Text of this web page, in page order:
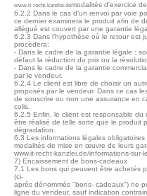
www.it-recht-kanzlei.demodalités d'exercice
6.2.2 Dans le cas d’un renvoi par voie
ce dernier examinera le produit afin de
allégué est couvert par une garantie
6.2.3 Dans l’hypothèse où le retour est
procèdera:
- Dans le cadre de la garantie légale :
défaut la réduction du prix ou la
- Dans le cadre de la garantie
par le vendeur.
6.2.4 Le client est libre de choisir un
proposés par le vendeur. Dans ce cas
de souscrire ou non une assurance en
colis.
6.2.5 Enfin, le client est responsable
être réalisé de telle sorte que le produit
dégradation.
6.3 Les informations légales
modalités de mise en œuvre de leurs
www.it-recht-kanzlei.de/informations-
7) Encaissement de bons-cadeaux
7.1 Les bons qui peuvent être achetés
(ci-
après dénommés "bons- cadeaux") ne
ligne du vendeur, sauf indication